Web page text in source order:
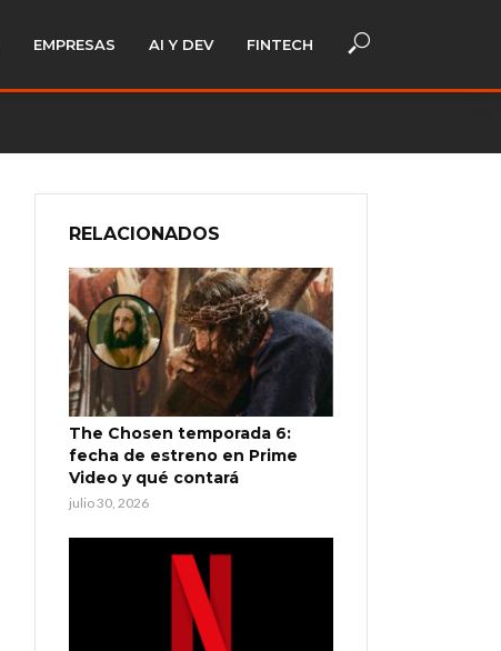
EMPRESAS AI Y DEV FINTECH
RELACIONADOS
The Chosen temporada 6:
fecha de estreno en Prime
Video y qué contará
julio 30, 2026